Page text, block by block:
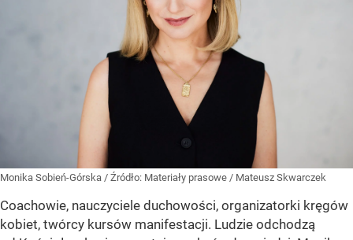
Monika Sobień-Górska / Źródło: Materiały prasowe / Mateusz Skwarczek
Coachowie, nauczyciele duchowości, organizatorki kręgów
kobiet, twórcy kursów manifestacji. Ludzie odchodzą